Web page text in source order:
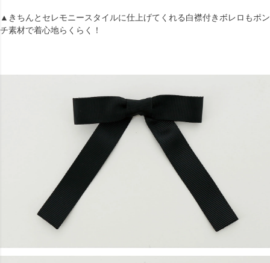
▲きちんとセレモニースタイルに仕上げてくれる白襟付きボレロもポン
チ素材で着心地らくらく！